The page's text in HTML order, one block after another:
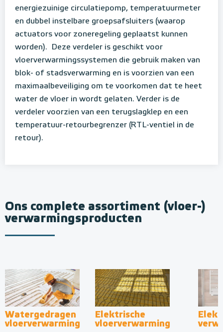
energiezuinige circulatiepomp, temperatuurmeter
en dubbel instelbare groepsafsluiters (waarop
actuators voor zoneregeling geplaatst kunnen
worden).
Deze verdeler is geschikt voor
vloerverwarmingssystemen die gebruik maken van
blok- of stadsverwarming en is voorzien van een
maximaalbeveiliging om te voorkomen dat te heet
water de vloer in wordt gelaten. Verder is de
verdeler voorzien van een terugslagklep en een
temperatuur-retourbegrenzer (RTL-ventiel in de
retour).
Ons complete assortiment (vloer-)
verwarmingsproducten
Watergedragen
vloerverwarming
Elektrische
vloerverwarming